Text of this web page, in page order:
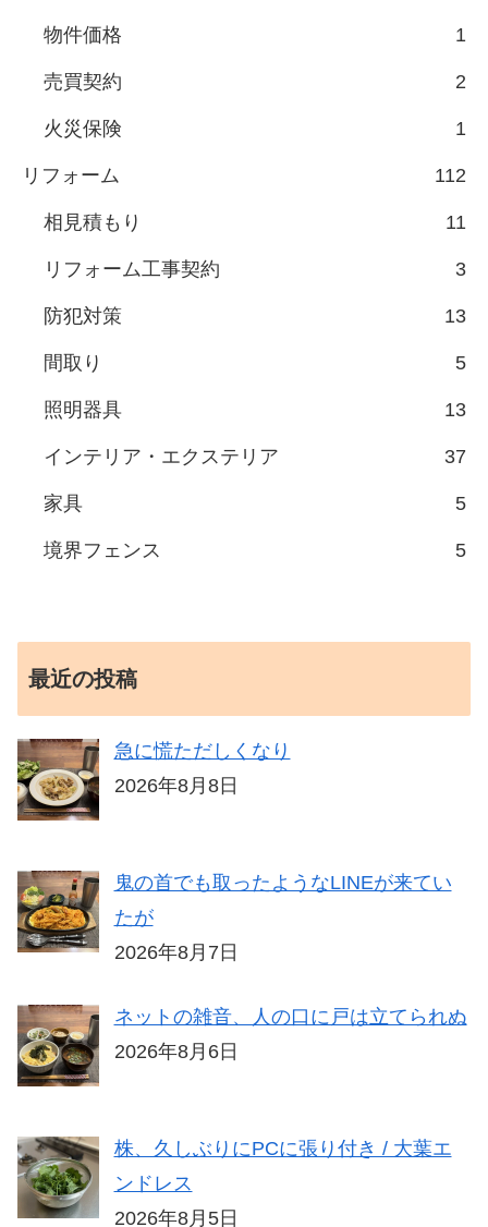
物件価格 1
売買契約 2
火災保険 1
リフォーム 112
相見積もり 11
リフォーム工事契約 3
防犯対策 13
間取り 5
照明器具 13
インテリア・エクステリア 37
家具 5
境界フェンス 5
最近の投稿
急に慌ただしくなり
2026年8月8日
鬼の首でも取ったようなLINEが来てい
たが
2026年8月7日
ネットの雑音、人の口に戸は立てられぬ
2026年8月6日
株、久しぶりにPCに張り付き / 大葉エ
ンドレス
2026年8月5日